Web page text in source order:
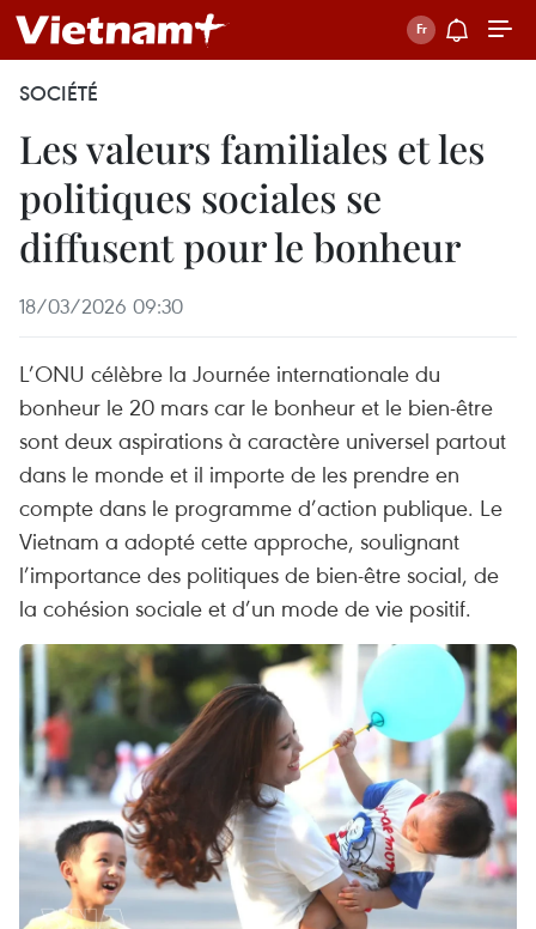
SOCIÉTÉ
Les valeurs familiales et les
politiques sociales se
diffusent pour le bonheur
18/03/2026 09:30
L’ONU célèbre la Journée internationale du
bonheur le 20 mars car le bonheur et le bien-être
sont deux aspirations à caractère universel partout
dans le monde et il importe de les prendre en
compte dans le programme d’action publique. Le
Vietnam a adopté cette approche, soulignant
l’importance des politiques de bien-être social, de
la cohésion sociale et d’un mode de vie positif.